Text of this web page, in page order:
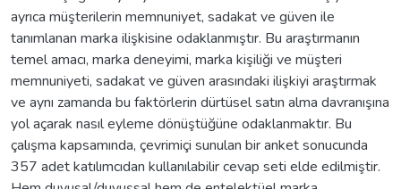
ayrıca müşterilerin memnuniyet, sadakat ve güven ile
tanımlanan marka ilişkisine odaklanmıştır. Bu araştırmanın
temel amacı, marka deneyimi, marka kişiliği ve müşteri
memnuniyeti, sadakat ve güven arasındaki ilişkiyi araştırmak
ve aynı zamanda bu faktörlerin dürtüsel satın alma davranışına
yol açarak nasıl eyleme dönüştüğüne odaklanmaktır. Bu
çalışma kapsamında, çevrimiçi sunulan bir anket sonucunda
357 adet katılımcıdan kullanılabilir cevap seti elde edilmiştir.